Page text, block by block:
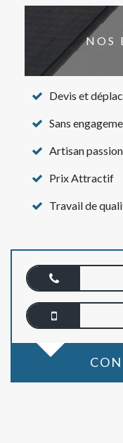
NOS
Devis et
Sans
Artisan
Prix Attractif
Travail de